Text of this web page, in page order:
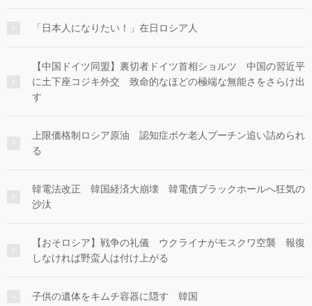
「日本人になりたい！」在日ロシア人
【中国ドイツ同盟】裏切者ドイツ首相ショルツ 中国の習近平
に土下座コジキ外交 致命的なほどの極端な無能さをさらけ出
す
上限価格制ロシア原油 認知症ボケ老人プーチン追い詰められ
る
韓電法改正 韓国経済大崩壊 韓電債ブラックホールへ狂気の
沙汰
【おそロシア】戦争の礼儀 ウクライナがモスクワ空襲 報復
しなければ野蛮人は付け上がる
子供の遺体をキムチ容器に隠す 韓国